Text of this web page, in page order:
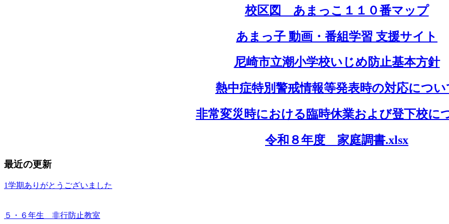
校区図 あまっこ１１０番マップ
あまっ子 動画・番組学習 支援サイト
尼崎市立潮小学校いじめ防止基本方針
熱中症特別警戒情報等発表時の対応につい
非常変災時における臨時休業および登下校に
令和８年度 家庭調書.xlsx
最近の更新
1学期ありがとうございました
５・６年生 非行防止教室